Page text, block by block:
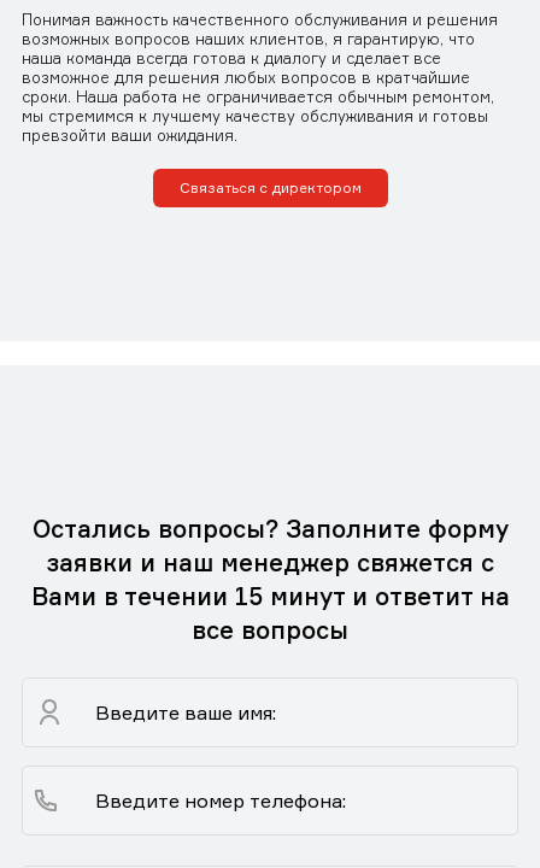
Понимая важность качественного обслуживания и решения
возможных вопросов наших клиентов, я гарантирую, что
наша команда всегда готова к диалогу и сделает все
возможное для решения любых вопросов в кратчайшие
сроки. Наша работа не ограничивается обычным ремонтом,
мы стремимся к лучшему качеству обслуживания и готовы
превзойти ваши ожидания.
Связаться с директором
Остались вопросы? Заполните форму
заявки и наш менеджер свяжется с
Вами в течении 15 минут и ответит на
все вопросы